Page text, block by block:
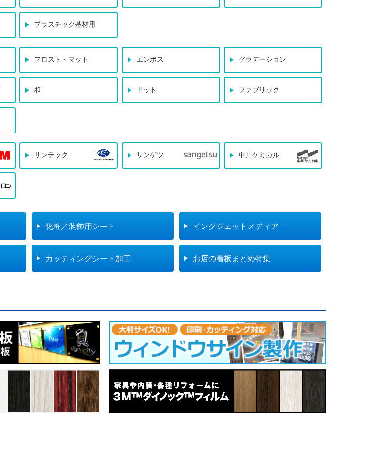
プラスチック基材用
フロスト・マット エンボス グラデーション
和 ドット ファブリック
リンテック サンゲツ 中川ケミカル
化粧／装飾用シート インクジェットメディア
カッティングシート加工 お店の看板まとめ特集